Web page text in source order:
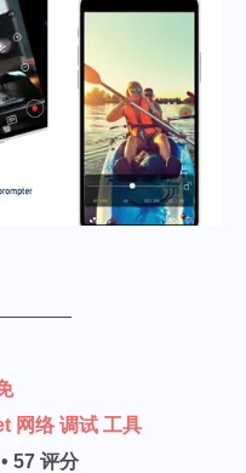
网络 调试 工具
57 评分